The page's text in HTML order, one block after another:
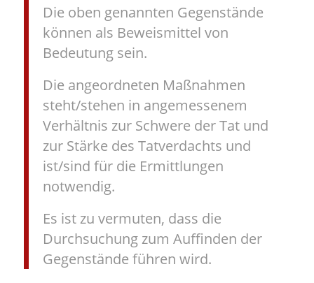
Die oben genannten Gegenstände
können als Beweismittel von
Bedeutung sein.
Die angeordneten Maßnahmen
steht/stehen in angemessenem
Verhältnis zur Schwere der Tat und
zur Stärke des Tatverdachts und
ist/sind für die Ermittlungen
notwendig.
Es ist zu vermuten, dass die
Durchsuchung zum Auffinden der
Gegenstände führen wird.